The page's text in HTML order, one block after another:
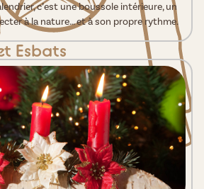
c’est une boussole intérieure, un
à la nature… et à son propre rythme.
Esbats